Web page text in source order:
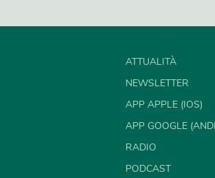
ATTUALITÀ
NEWSLETTER
APP APPLE (IOS)
APP GOOGLE
RADIO
PODCAST